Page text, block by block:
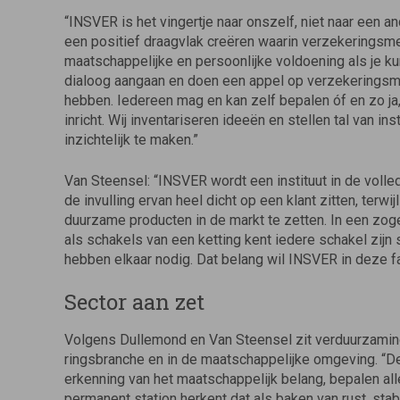
“INSVER is het vingertje naar onszelf, niet naar een
een positief draagvlak creëren waarin
maatschappelijke en persoonlijke voldoening als je
dialoog aangaan en doen een appel op
hebben. Iedereen mag en kan zelf bepalen óf en zo
inricht. Wij inventariseren ideeën en stellen tal van
inzichtelijk te maken.”
Van Steensel: “INSVER wordt een instituut in de
de invulling ervan heel dicht op een klant zit­ten,
duurzame producten in de markt te zetten. In een
als schakels van een ketting kent iedere schakel
hebben elkaar nodig. Dat belang wil INS­VER in deze
Sector aan zet
Volgens Dullemond en Van Steensel zit
ringsbranche en in de maatschappelijke omgeving.
erkenning van het maatschappelijk belang, bepa­len